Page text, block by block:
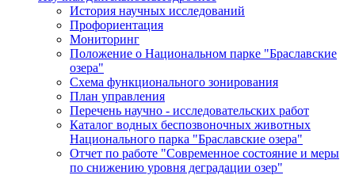
История научных исследований
Профориентация
Мониторинг
Положение о Национальном парке "Браславские
озера"
Схема функционального зонирования
План управления
Перечень научно - исследовательских работ
Каталог водных беспозвоночных животных
Национального парка "Браславские озера"
Отчет по работе "Современное состояние и меры
по снижению уровня деградации озер"